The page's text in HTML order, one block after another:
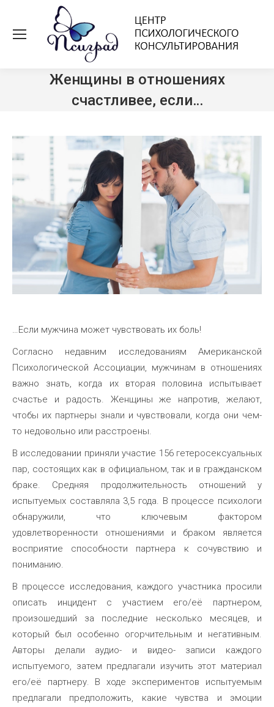
Женщины в отношениях
счастливее, если…
…Если мужчина может чувствовать их боль!
Согласно недавним исследованиям Американской
Психологической Ассоциации, мужчинам в отношениях
важно знать, когда их вторая половина испытывает
счастье и радость. Женщины же напротив, желают,
чтобы их партнеры знали и чувствовали, когда они чем-
то недовольно или расстроены.
В исследовании приняли участие 156 гетеросексуальных
пар, состоящих как в официальном, так и в гражданском
браке. Средняя продолжительность отношений у
испытуемых составляла 3,5 года. В процессе психологи
обнаружили, что ключевым фактором
удовлетворенности отношениями и браком является
восприятие способности партнера к сочувствию и
пониманию.
В процессе исследования, каждого участника просили
описать инцидент с участием его/её партнером,
произошедший за последние несколько месяцев, и
который был особенно огорчительным и негативным.
Авторы делали аудио- и видео- записи каждого
испытуемого, затем предлагали изучить этот материал
его/её партнеру. В ходе экспериментов испытуемым
предлагали предположить, какие чувства и эмоции